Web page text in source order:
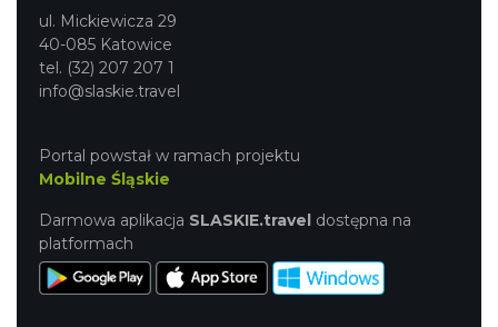
ul. Mickiewicza 29
40-085 Katowice
tel. (32) 207 207 1
info@slaskie.travel
Portal powstał w ramach projektu
Mobilne Śląskie
Darmowa aplikacja SLASKIE.travel dostępna na
platformach